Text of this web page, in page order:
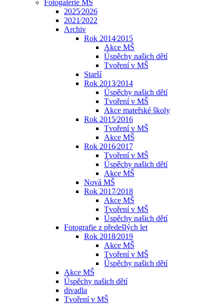
Fotogalerie MŠ
2025⁄2026
2021⁄2022
Archiv
Rok 2014⁄2015
Akce MŠ
Úspěchy našich dětí
Tvoření v MŠ
Starší
Rok 2013⁄2014
Úspěchy našich dětí
Tvoření v MŠ
Akce mateřské školy
Rok 2015⁄2016
Tvoření v MŠ
Akce MŠ
Rok 2016⁄2017
Tvoření v MŠ
Úspěchy našich dětí
Akce MŠ
Nová MŠ
Rok 2017⁄2018
Akce MŠ
Tvoření v MŠ
Úspěchy našich dětí
Fotografie z předešlých let
Rok 2018⁄2019
Akce MŠ
Tvoření v MŠ
Úspěchy našich dětí
Akce MŠ
Úspěchy našich dětí
divadla
Tvoření v MŠ